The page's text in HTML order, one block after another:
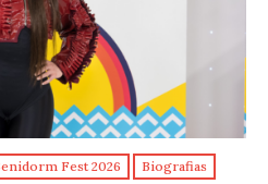
Fest 2026 Biografias